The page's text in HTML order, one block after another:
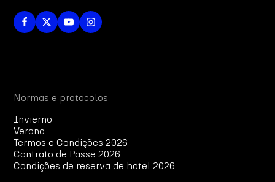
Normas e protocolos
Invierno
Verano
Termos e Condições 2026
Contrato de Passe 2026
Condições de reserva de hotel 2026